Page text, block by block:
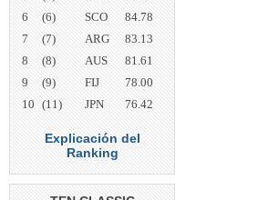
6
(6) SCO
84.78
7
(7) ARG
83.13
8
(8) AUS
81.61
9
(9) FIJ
78.00
10 (11) JPN 76.42
Explicación del
Ranking